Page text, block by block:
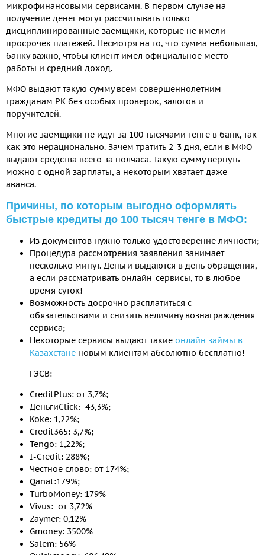
микрофинансовыми сервисами. В первом случае на
получение денег могут рассчитывать только
дисциплинированные заемщики, которые не имели
просрочек платежей. Несмотря на то, что сумма небольшая,
банку важно, чтобы клиент имел официальное место
работы и средний доход.
МФО выдают такую сумму всем совершеннолетним
гражданам РК без особых проверок, залогов и
поручителей.
Многие заемщики не идут за 100 тысячами тенге в банк, так
как это нерационально. Зачем тратить 2-3 дня, если в МФО
выдают средства всего за полчаса. Такую сумму вернуть
можно с одной зарплаты, а некоторым хватает даже
аванса.
Причины, по которым выгодно оформлять
быстрые кредиты до 100 тысяч тенге в МФО:
Из документов нужно только удостоверение личности;
Процедура рассмотрения заявления занимает
несколько минут. Деньги выдаются в день обращения,
а если рассматривать онлайн-сервисы, то в любое
время суток!
Возможность досрочно расплатиться с
обязательствами и снизить величину вознаграждения
сервиса;
Некоторые сервисы выдают такие онлайн займы в
Казахстане новым клиентам абсолютно бесплатно!
ГЭСВ:
CreditPlus: от 3,7%;
ДеньгиClick: 43,3%;
Koke: 1,22%;
Credit365: 3,7%;
Tengo: 1,22%;
I-Credit: 288%;
Честное слово: от 174%;
Qanat:179%;
TurboMoney: 179%
Vivus: от 3,72%
Zaymer: 0,12%
Gmoney: 3500%
Salem: 56%